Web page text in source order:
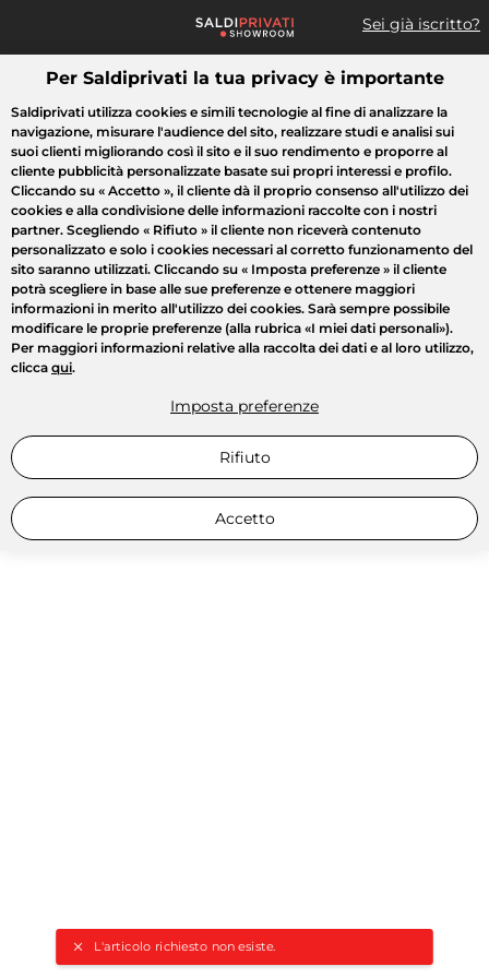
Sei già iscritto?
Cosa cerchi?
L'articolo richiesto non esiste.
Tutte le vendite Moda Casa Bellezza Elettrodomestici
Per Saldiprivati la tua privacy è importante
Saldiprivati utilizza cookies e simili tecnologie al fine di analizzare la
navigazione, misurare l'audience del sito, realizzare studi e analisi sui
suoi clienti migliorando così il sito e il suo rendimento e proporre al
cliente pubblicità personalizzate basate sui propri interessi e profilo.
Cliccando su « Accetto », il cliente dà il proprio consenso all'utilizzo dei
cookies e alla condivisione delle informazioni raccolte con i nostri
partner. Scegliendo « Rifiuto » il cliente non riceverà contenuto
personalizzato e solo i cookies necessari al corretto funzionamento del
sito saranno utilizzati. Cliccando su « Imposta preferenze » il cliente
potrà scegliere in base alle sue preferenze e ottenere maggiori
informazioni in merito all'utilizzo dei cookies. Sarà sempre possibile
modificare le proprie preferenze (alla rubrica «I miei dati personali»).
Per maggiori informazioni relative alla raccolta dei dati e al loro utilizzo,
clicca qui.
Imposta preferenze
Rifiuto
Accetto